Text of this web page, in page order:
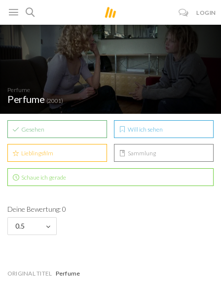
LOGIN
Perfume
Perfume (2001)
Gesehen Will ich sehen
Lieblingsfilm Sammlung
Schaue ich gerade
Deine Bewertung: 0
0.5
ORIGINAL TITEL Perfume